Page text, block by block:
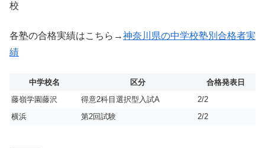
校
各塾の合格実績はこちら→神奈川県の中学校塾別合格者実
績
中学校名 区分
合格発表日
藤嶺学園藤沢
得意2科目選択型入試A
2/2
横浜
第2回試験 2/2